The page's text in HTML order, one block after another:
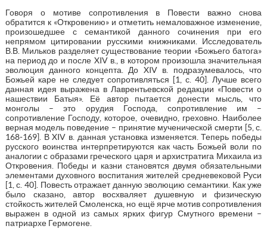
Говоря о мотиве сопротивления в Повести важно снова
обратится к «Откровению» и отметить немаловажное изменение,
произошедшее с семантикой данного сочинения при его
непрямом цитировании русскими книжниками. Исследователь
В.В. Мильков разделяет существование теории «Божьего батога»
на период до и после XIV в., в котором произошла значительная
эволюция данного концепта. До XIV в. подразумевалось, что
Божьей каре не следует сопротивляться [1, с. 40]. Лучше всего
данная идея выражена в Лаврентьевской редакции «Повести о
нашествии Батыя». Её автор пытается донести мысль, что
монголы – это орудия Господа, сопротивление им –
сопротивление Господу, которое, очевидно, греховно. Наиболее
верная модель поведение – принятие мученической смерти [5, с.
168-169]. В XIV в. данная установка изменяется. Теперь победы
русского воинства интерпретируются как часть Божьей воли по
аналогии с образами греческого царя и архистратига Михаила из
Откровения. Победы и казни становятся двумя обязательными
элементами духовного воспитания жителей средневековой Руси
[1, с. 40]. Повесть отражает данную эволюцию семантики. Как уже
было сказано, автор восхваляет душевную и физическую
стойкость жителей Смоленска, но ещё ярче мотив сопротивления
выражен в одной из самых ярких фигур Смутного времени –
патриархе Гермогене.